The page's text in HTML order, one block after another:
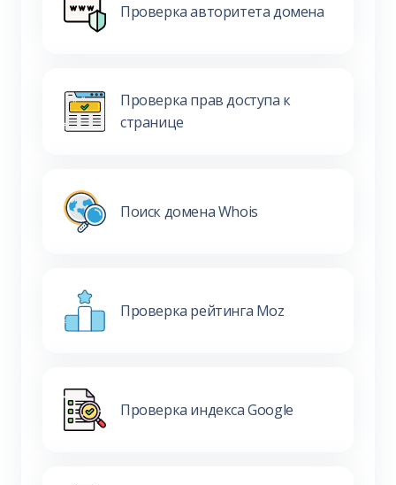
Проверка авторитета домена
Проверка прав доступа к
странице
Поиск домена Whois
Проверка рейтинга Moz
Проверка индекса Google